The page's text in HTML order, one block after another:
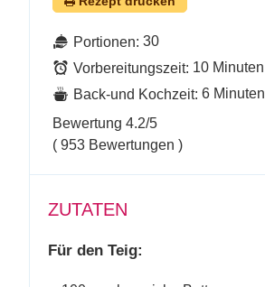
Portionen: 30
Vorbereitungszeit: 10 Minuten
Back-und Kochzeit: 6 Minuten
Bewertung 4.2/5
( 953 Bewertungen )
ZUTATEN
Für den Teig: